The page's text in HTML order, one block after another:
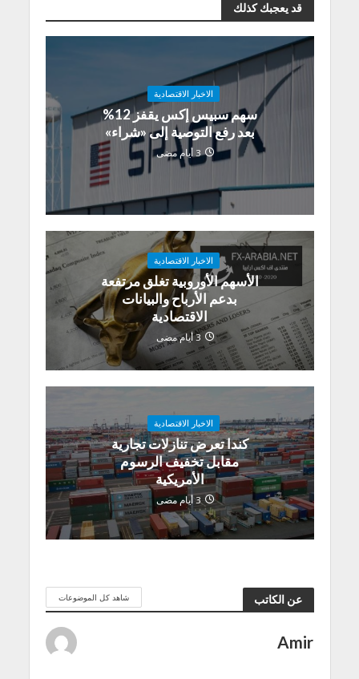
قد يعجبك كذلك
الاخبار الاقتصادية
سهم سبيس إكس يقفز 12%
بعد رفع التوصية إلى «شراء»
3 أيام مضى
الاخبار الاقتصادية
الأسهم الأوروبية تغلق مرتفعة
بدعم الأرباح والبيانات
الاقتصادية
3 أيام مضى
الاخبار الاقتصادية
كندا تعرض تنازلات تجارية
مقابل تخفيف الرسوم
الأمريكية
3 أيام مضى
عن الكاتب شاهد كل الموضوعات
Amir